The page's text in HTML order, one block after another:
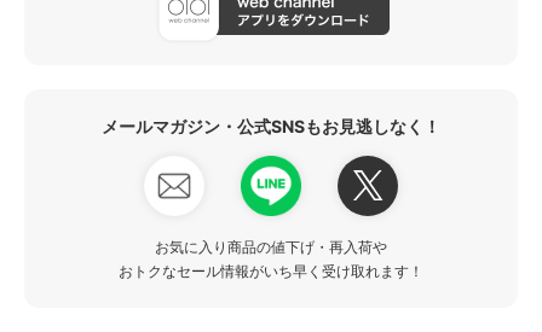
メールマガジン・公式SNSもお見逃しなく！
お気に入り商品の値下げ・再入荷や
おトクなセール情報がいち早く受け取れます！